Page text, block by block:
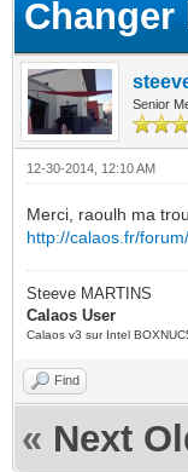
Changer
Senior
12-30-2014, 12:10 AM
Merci, raoulh ma
http://calaos.fr/
Steeve MARTINS
Calaos User
Calaos v3 sur Intel
Find
« Next